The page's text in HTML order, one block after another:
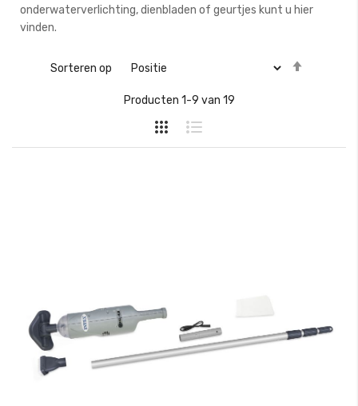
onderwaterverlichting, dienbladen of geurtjes kunt u hier
vinden.
Producten 1-9 van 19
Sorteren op